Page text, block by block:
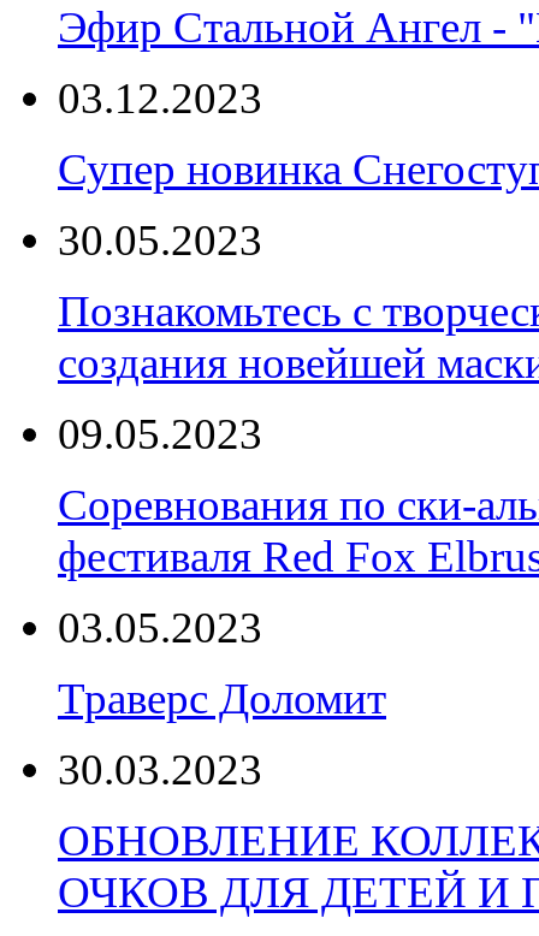
Эфир Стальной Ангел -
03.12.2023
Супер новинка
30.05.2023
Познакомьтесь с
создания новейшей
09.05.2023
Соревнования по ски-
фестиваля Red Fox
03.05.2023
Траверс Доломит
30.03.2023
ОБНОВЛЕНИЕ
ОЧКОВ ДЛЯ ДЕТЕЙ И